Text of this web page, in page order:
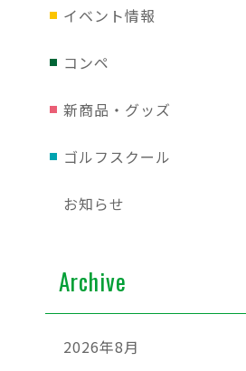
イベント情報
コンペ
新商品・グッズ
ゴルフスクール
お知らせ
Archive
2026年8月